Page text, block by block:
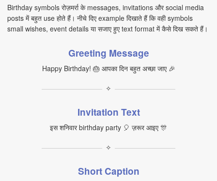
Birthday symbols रोज़मर्रा के messages, invitations और social media
posts में बहुत use होते हैं। नीचे दिए example दिखाते हैं कि वही symbols
small wishes, event details या सजाए हुए text format में कैसे दिख सकते हैं।
Greeting Message
Happy Birthday! 🎂 आपका दिन बहुत अच्छा जाए 🎉
✧
Invitation Text
इस शनिवार birthday party 🎈 ज़रूर आइए 🎊
✧
Short Caption